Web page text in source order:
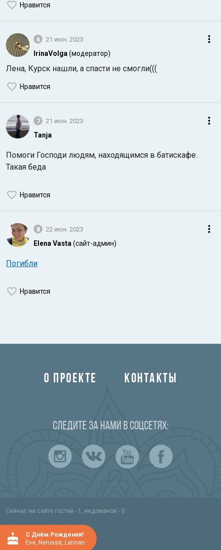
Нравится
6 21 июн. 2023
IrinaVolga (модератор)
Лена, Курск нашли, а спасти не смогли(((
Нравится
7 21 июн. 2023
Tanja
Помоги Господи людям, находящимся в батискафе.
Такая беда
Нравится
8 22 июн. 2023
Elena Vasta (сайт-админ)
Погибли
Нравится
О ПРОЕКТЕ КОНТАКТЫ
Следите за нами в соцсетях:
Сейчас на сайте гостей - 1, индоманов - 0
C Днём Рождения!
Eve, Nerussa, Larinan